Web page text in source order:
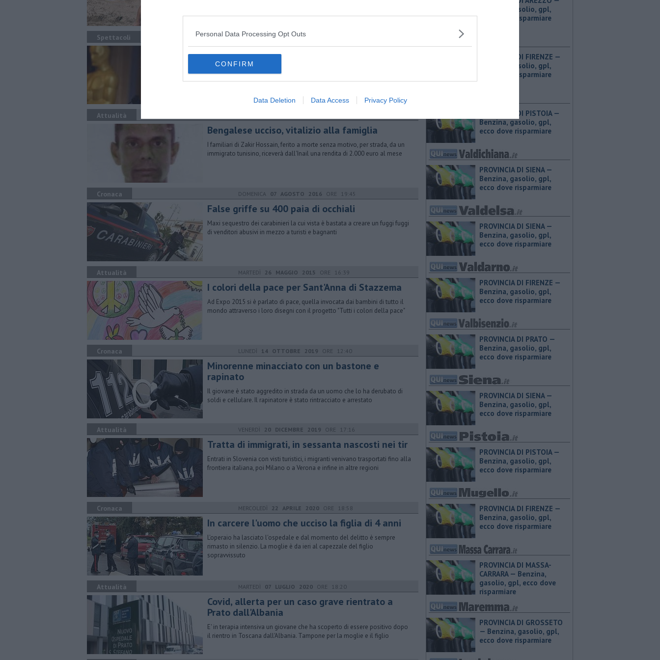
Personal Data Processing Opt Outs
CONFIRM
Data Deletion Data Access Privacy Policy
Spettacoli GIOVEDÌ07 SETTEMBRE 2017
Set toscani per Sorrentino, Konchalovsky, I
Medici
Attualità
Bengalese ucciso, vitalizio alla famiglia
I familiari di Zakir Hossain, ferito a morte senza motivo, per strada, da un
immigrato tunisino, riceverà dall'Inail una rendita di 2.000 euro al mese
Cronaca DOMENICA 07 AGOSTO 2016 ORE 19:45
False griffe su 400 paia di occhiali
Maxi sequestro dei carabinieri la cui vista è bastata a creare un fuggi fuggi
di venditori abusivi in mezzo a turisti e bagnanti
Attualità MARTEDÌ 26 MAGGIO 2015 ORE 16:39
I colori della pace per Sant'Anna di Stazzema
Ad Expo 2015 si è parlato di pace, quella invocata dai bambini di tutto il
mondo attraverso i loro disegni con il progetto "Tutti i colori della pace"
Cronaca LUNEDÌ 14 OTTOBRE 2019 ORE 12:40
Minorenne minacciato con un bastone e
rapinato
Il giovane è stato aggredito in strada da un uomo che lo ha derubato di
soldi e cellulare. Il rapinatore è stato rintracciato e arrestato
Attualità VENERDÌ 20 DICEMBRE 2019 ORE 17:16
Tratta di immigrati, in sessanta nascosti nei tir
Entrati in Slovenia con visti turistici, i migranti venivano trasportati fino alla
frontiera italiana, poi Milano o a Verona e infine in altre regioni
Cronaca MERCOLEDÌ 22 APRILE 2020ORE 18:58
In carcere l'uomo che ucciso la figlia di 4 anni
L'operaio ha lasciato l'ospedale e dal momento del delitto è sempre
rimasto in silenzio. La moglie è da ieri al capezzale del figlio
sopravvissuto
Attualità MARTEDÌ 07 LUGLIO 2020ORE 18:20
Covid, allerta per un caso grave rientrato a
Prato dall'Albania
E' in terapia intensiva un giovane che ha scoperto di essere positivo dopo
il rientro in Toscana dall'Albania. Tampone per la moglie e il figlio
Benzina, gasolio, gpl,
ecco dove risparmiare
PROVINCIA DI FIRENZE — ​
Benzina, gasolio, gpl,
ecco dove risparmiare
PROVINCIA DI PISTOIA — ​
Benzina, gasolio, gpl,
ecco dove risparmiare
PROVINCIA DI SIENA — ​
Benzina, gasolio, gpl,
ecco dove risparmiare
PROVINCIA DI SIENA — ​
Benzina, gasolio, gpl,
ecco dove risparmiare
PROVINCIA DI FIRENZE — ​
Benzina, gasolio, gpl,
ecco dove risparmiare
PROVINCIA DI PRATO — ​
Benzina, gasolio, gpl,
ecco dove risparmiare
PROVINCIA DI SIENA — ​
Benzina, gasolio, gpl,
ecco dove risparmiare
PROVINCIA DI PISTOIA — ​
Benzina, gasolio, gpl,
ecco dove risparmiare
PROVINCIA DI FIRENZE — ​
Benzina, gasolio, gpl,
ecco dove risparmiare
PROVINCIA DI MASSA-
CARRARA — ​Benzina,
gasolio, gpl, ecco dove
risparmiare
PROVINCIA DI GROSSETO
— ​Benzina, gasolio, gpl,
ecco dove risparmiare